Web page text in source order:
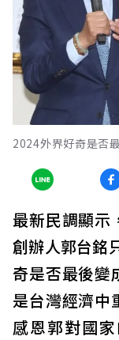
2024外界好奇是否
最新民調顯示
創辦人郭台銘
奇是否最後變
是台灣經濟中
感恩郭對國